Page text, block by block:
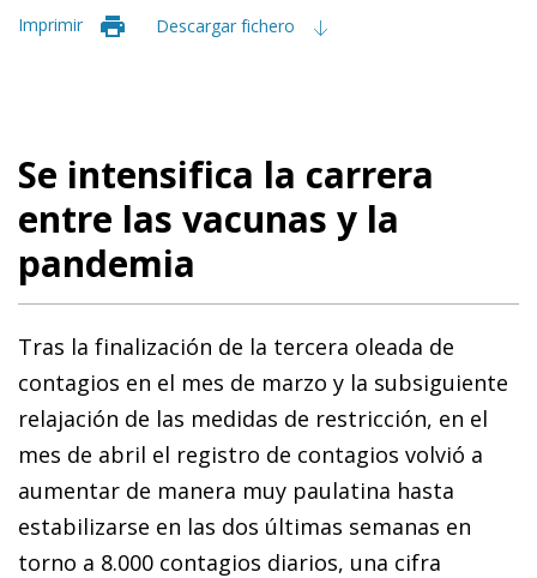
Imprimir Descargar fichero
Se intensifica la carrera
entre las vacunas y la
pandemia
Tras la finalización de la tercera oleada de
contagios en el mes de marzo y la subsiguiente
relajación de las medidas de restricción, en el
mes de abril el registro de contagios volvió a
aumentar de manera muy paulatina hasta
estabilizarse en las dos últimas semanas en
torno a 8.000 contagios diarios, una cifra